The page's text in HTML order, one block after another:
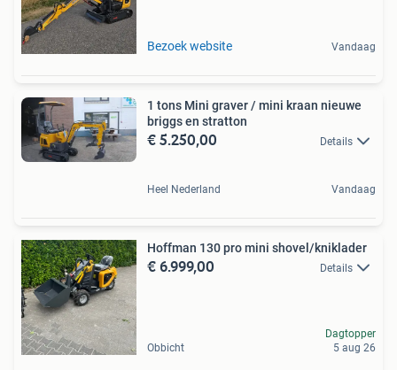
Bezoek website Vandaag
1 tons Mini graver / mini kraan nieuwe
briggs en stratton
€ 5.250,00 Details
Heel Nederland Vandaag
Hoffman 130 pro mini shovel/kniklader
€ 6.999,00 Details
Obbicht
Dagtopper
5 aug 26